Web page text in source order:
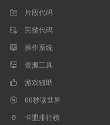
 片段代码
 完整代码
 操作系统
 资源工具
 游戏辅助
 60秒读世界
 卡盟排行榜